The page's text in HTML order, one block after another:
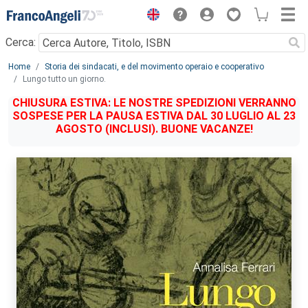
Menu
Cerca:
Main content
Home
Storia dei sindacati, e del movimento operaio e cooperativo
Lungo tutto un giorno.
CHIUSURA ESTIVA: LE NOSTRE SPEDIZIONI VERRANNO
SOSPESE PER LA PAUSA ESTIVA DAL 30 LUGLIO AL 23
AGOSTO (INCLUSI). BUONE VACANZE!